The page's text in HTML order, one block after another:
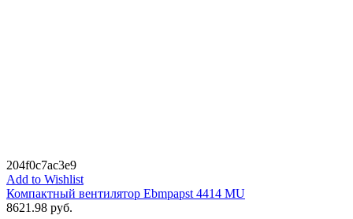
204f0c7ac3e9
Add to Wishlist
Компактный вентилятор Ebmpapst 4414 MU
8621.98 руб.